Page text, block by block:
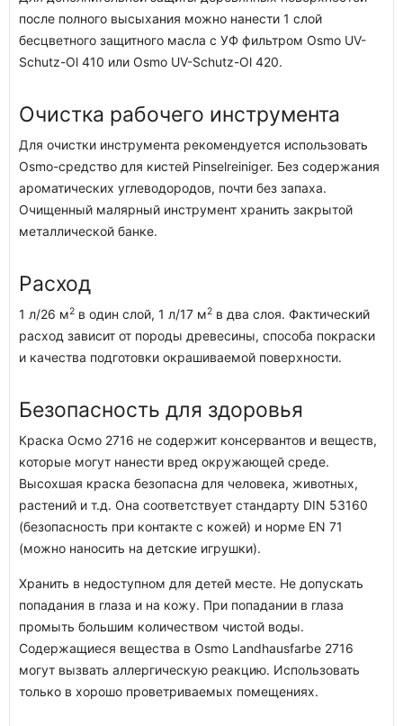
после полного высыхания можно нанести 1 слой
бесцветного защитного масла с УФ фильтром Osmo UV-
Schutz-Ol 410 или Osmo UV-Schutz-Ol 420.
Очистка рабочего инструмента
Для очистки инструмента рекомендуется использовать
Osmo-средство для кистей Pinselreiniger. Без содержания
ароматических углеводородов, почти без запаха.
Очищенный малярный инструмент хранить закрытой
металлической банке.
Расход
1 л/26 м2 в один слой, 1 л/17 м2 в два слоя. Фактический
расход зависит от породы древесины, способа покраски
и качества подготовки окрашиваемой поверхности.
Безопасность для здоровья
Краска Осмо 2716 не содержит консервантов и веществ,
которые могут нанести вред окружающей среде.
Высохшая краска безопасна для человека, животных,
растений и т.д. Она соответствует стандарту DIN 53160
(безопасность при контакте с кожей) и норме EN 71
(можно наносить на детские игрушки).
Хранить в недоступном для детей месте. Не допускать
попадания в глаза и на кожу. При попадании в глаза
промыть большим количеством чистой воды.
Содержащиеся вещества в Osmo Landhausfarbe 2716
могут вызвать аллергическую реакцию. Использовать
только в хорошо проветриваемых помещениях.